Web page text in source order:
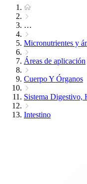
…
Micronutrientes y
Áreas de aplicación
Cuerpo Y Órganos
Sistema Digestivo,
Intestino